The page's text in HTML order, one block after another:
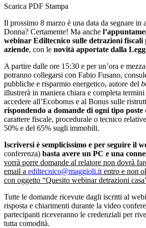
Scarica PDF Stampa
Il prossimo 8 marzo è una data da segnare in
Donna? Certamente! Ma anche
webinar Ediltecnico sulle detrazioni fiscali
aziende, con le novità apportate dalla
A partire dalle ore 15:30 e per un’ora e
potranno collegarsi con Fabio Fusano,
pubbliche e risparmio energetico, autore del
illustrerà in maniera chiara e completa
accedere all’Ecobonus e al Bonus sulle
rispondendo a domande di ogni tipo
carattere fiscale, procedurale o tecnico
50% e del 65% sugli immobili.
Iscriversi è semplicissimo e per seguire il
conferenza) basta avere un PC e una
vorrà porre domande al relatore non dovrà
email a ediltecnico@maggioli.it entro e non
con oggetto “Quesito webinar detrazioni
Tutte le domande ricevute dagli iscritti al
risposta e chiarimenti durante la video
partecipanti riceveranno le credenziali per
tutta comodità.